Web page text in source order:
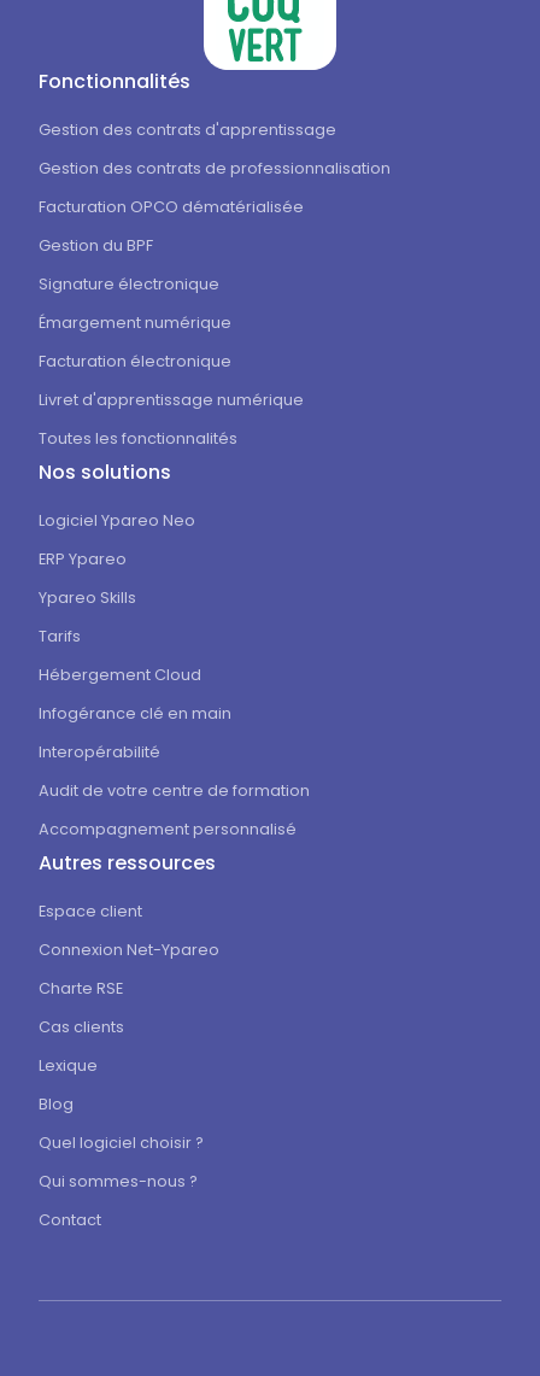
Fonctionnalités
Gestion des contrats d'apprentissage
Gestion des contrats de professionnalisation
Facturation OPCO dématérialisée
Gestion du BPF
Signature électronique
Émargement numérique
Facturation électronique
Livret d'apprentissage numérique
Toutes les fonctionnalités
Nos solutions
Logiciel Ypareo Neo
ERP Ypareo
Ypareo Skills
Tarifs
Hébergement Cloud
Infogérance clé en main
Interopérabilité
Audit de votre centre de formation
Accompagnement personnalisé
Autres ressources
Espace client
Connexion Net-Ypareo
Charte RSE
Cas clients
Lexique
Blog
Quel logiciel choisir ?
Qui sommes-nous ?
Contact